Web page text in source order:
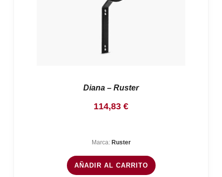
Diana – Ruster
114,83 €
Marca: Ruster
AÑADIR AL CARRITO